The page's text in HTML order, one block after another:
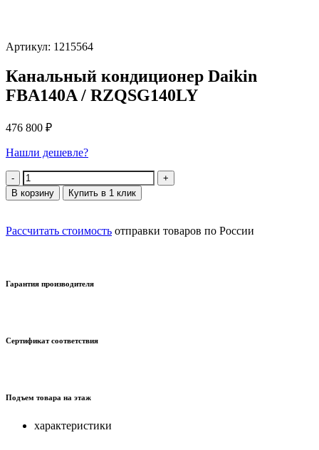
Артикул: 1215564
Канальный кондиционер Daikin
FBA140A / RZQSG140LY
476 800 ₽
Нашли дешевле?
Количество
В корзину Купить в 1 клик
Рассчитать стоимость отправки товаров по России
Гарантия производителя
Сертификат соответствия
Подъем товара на этаж
характеристики